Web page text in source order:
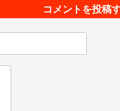
コメントを投稿